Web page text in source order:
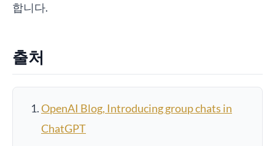
합니다.
출처
OpenAI Blog, Introducing group chats in
ChatGPT